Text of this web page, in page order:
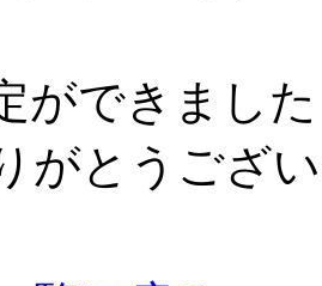
ができまし
がとうござ